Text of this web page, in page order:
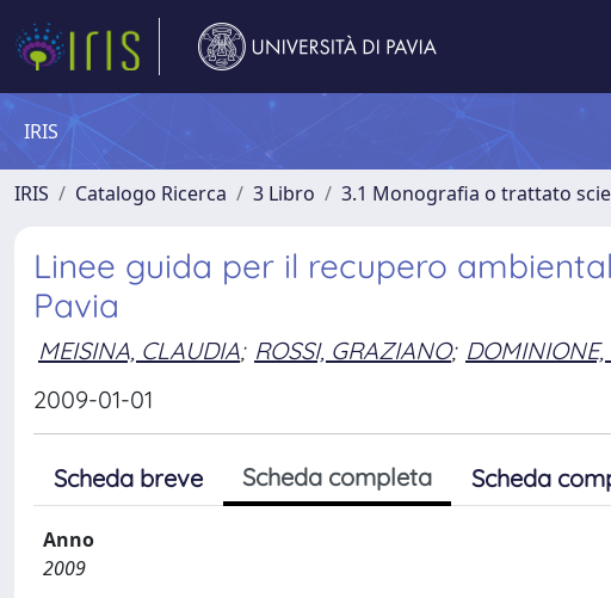
IRIS
IRIS Catalogo Ricerca 3 Libro 3.1 Monografia o trattato
Linee guida per il recupero
Pavia
MEISINA, CLAUDIA; ROSSI, GRAZIANO;
2009-01-01
Scheda breve Scheda completa Scheda
Anno
2009